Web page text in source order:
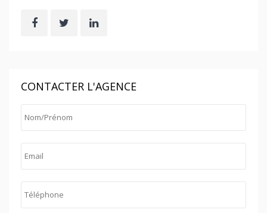
CONTACTER L'AGENCE